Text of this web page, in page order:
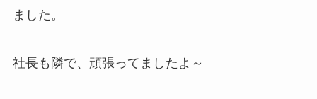
ました。
社長も隣で、頑張ってましたよ～